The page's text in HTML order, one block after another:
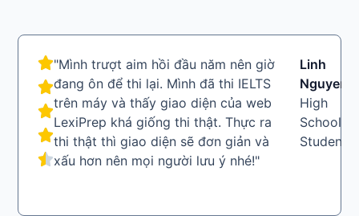
"Mình trượt aim hồi đầu năm nên giờ
đang ôn để thi lại. Mình đã thi IELTS
trên máy và thấy giao diện của web
LexiPrep khá giống thi thật. Thực ra
thi thật thì giao diện sẽ đơn giản và
xấu hơn nên mọi người lưu ý nhé!"
LN
Linh
Nguyen
High
School
Student